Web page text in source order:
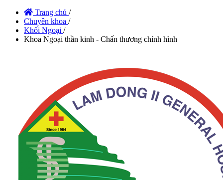
Trang chủ /
Chuyên khoa /
Khối Ngoại /
Khoa Ngoại thần kinh - Chấn thương chỉnh hình